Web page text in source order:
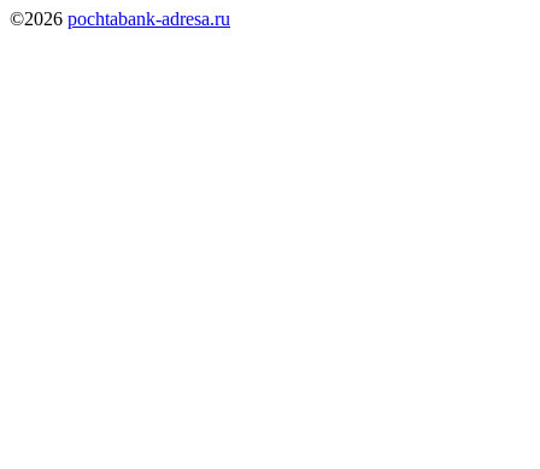
©2026 pochtabank-adresa.ru